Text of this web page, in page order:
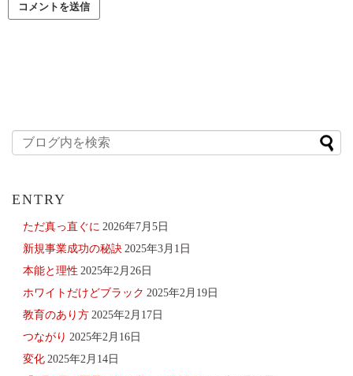
ENTRY
ただ真っ直ぐに 2026年7月5日
新規事業成功の秘訣 2025年3月1日
本能と理性 2025年2月26日
ホワイトだけどブラック 2025年2月19日
教育のあり方 2025年2月17日
つながり 2025年2月16日
変化 2025年2月14日